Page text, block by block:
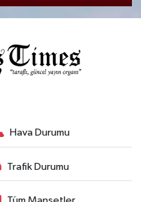
Hava Durumu
Trafik Durumu